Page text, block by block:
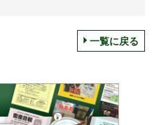
一覧に戻る